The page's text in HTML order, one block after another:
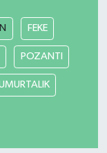
FEKE
POZANTI